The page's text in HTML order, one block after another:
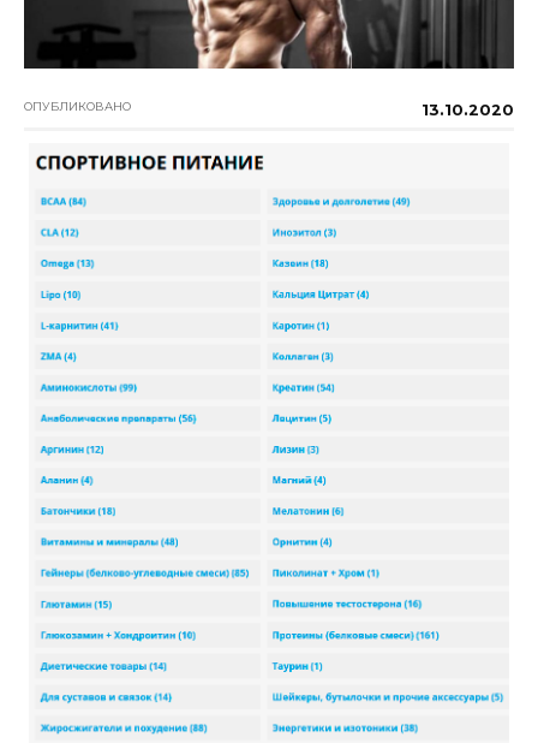
ОПУБЛИКОВАНО 13.10.2020